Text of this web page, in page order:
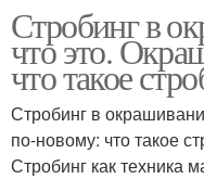
Стробинг в
что это.
что такое
Стробинг в
по-новому: что такое
Стробинг как техника